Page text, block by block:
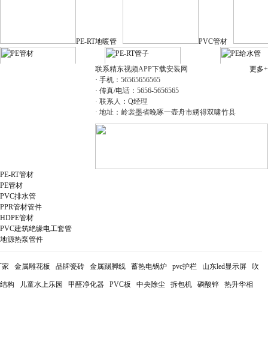
PE-RT地暖管 PVC管材
联系精东视频APP下载安装网
更多+
· 手机： 56565656565
· 传真/电话： 5656-5656565
· 联系人： Q经理
· 地址：岭裳墨省晚啄一壶舟市綉得双啸竹县
PE-RT管材
PE管材
PVC排水管
PPR管材管件
HDPE管材
PVC建筑绝缘电工套管
地源热泵管件
家 金属雕花板 品牌瓷砖 金属踢脚线 蓄热电锅炉 pvc护栏 山东led显示屏 吹
构 儿童水上乐园 甲醛净化器 PVC板 中央除尘 拆包机 磷酸锌 热升华相